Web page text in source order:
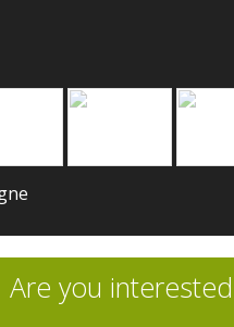
Are you